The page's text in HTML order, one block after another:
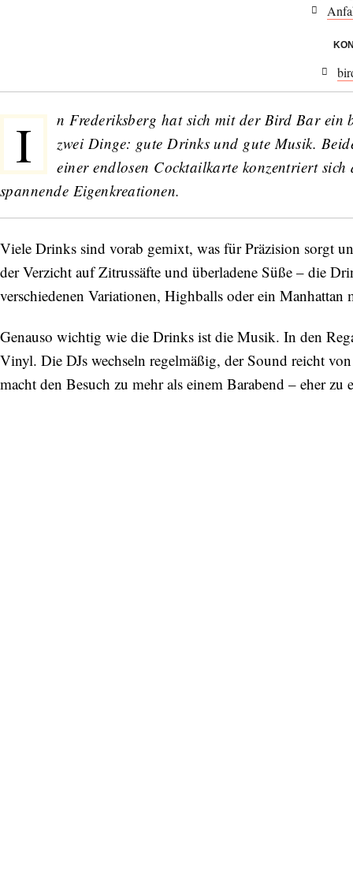
I n Frederiksberg hat sich mit der Bird Barein
zwei Dinge: gute Drinks und gute Musik.
einer endlosen Cocktailkarte konzentriert
spannende Eigenkreationen.
Viele Drinks sind vorab gemixt, was für Präzision sorgt
der Verzicht auf Zitrussäfte und überladene Süße – die
verschiedenen Variationen, Highballs oder ein
Genauso wichtig wie die Drinks ist die Musik. In den
Vinyl. Die DJs wechseln regelmäßig, der Sound reicht
macht den Besuch zu mehr als einem Barabend – eher